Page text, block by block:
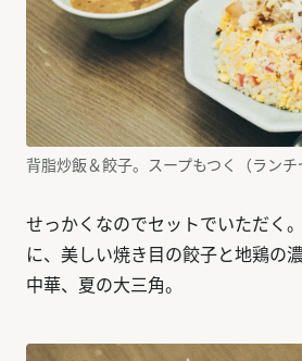
背脂炒飯＆餃子。スープもつく（ランチ
せっかくなのでセットでいただく
に、美しい焼き目の餃子と地鶏の
中華、夏の大三角。